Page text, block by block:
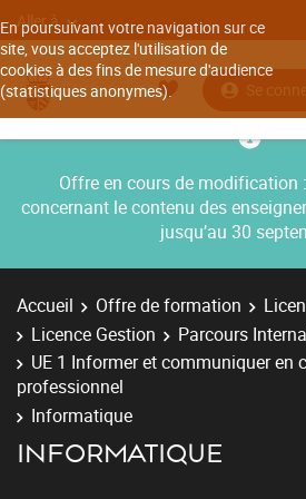
En poursuivant votre navigation sur ce
site, vous acceptez l'utilisation de
cookies à des fins de mesure d'audience
(statistiques anonymes).
Aller à
Se
Offre en cours de
concernant le contenu des
jusqu’au 30
Accueil Offre de formation
Licence Gestion
Parcours
UE 1 Informer et communiquer en
professionnel
Informatique
INFORMATIQUE